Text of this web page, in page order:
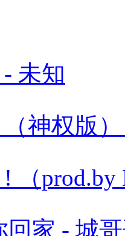
未知
（神权版
! （
回家 - 城